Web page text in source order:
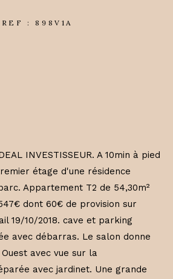
REF : 898V1A
INVESTISSEUR. A 10min à pied
étage d'une résidence
Appartement T2 de 54,30m²
dont 60€ de provision sur
19/10/2018. cave et parking
avec débarras. Le salon donne
avec vue sur la
avec jardinet. Une grande